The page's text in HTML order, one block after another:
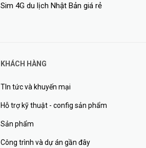
Sim 4G du lịch Nhật Bản giá rẻ
KHÁCH HÀNG
TIn tức và khuyến mại
Hỗ trợ kỹ thuật - config sản phẩm
Sản phẩm
Công trình và dự án gần đây